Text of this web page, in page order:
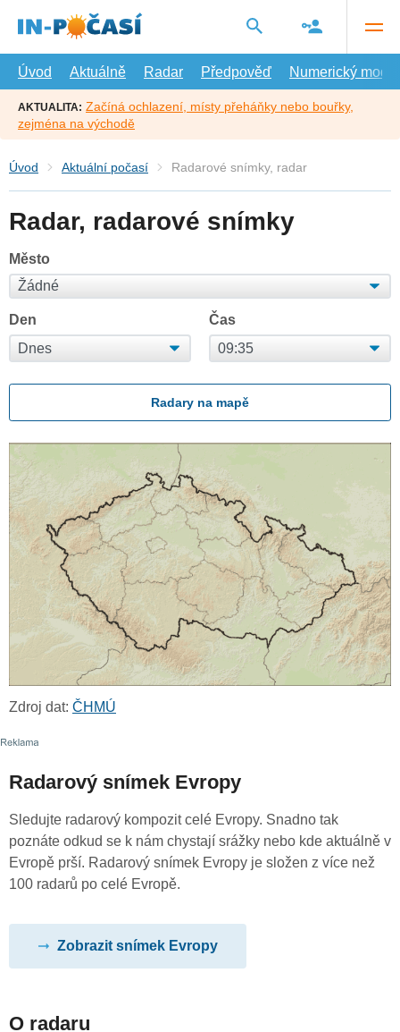
hlavní
Úvod
Aktuálně Radar Předpověď Numerický model
AKTUALITA: Začíná ochlazení, místy přeháňky nebo bouřky,
zejména na východě
Úvod Aktuální počasí Radarové snímky, radar
Radar, radarové snímky
Město
Den Čas
Radary na mapě
Zdroj dat: ČHMÚ
Radarový snímek Evropy
Sledujte radarový kompozit celé Evropy. Snadno tak
poznáte odkud se k nám chystají srážky nebo kde aktuálně v
Evropě prší. Radarový snímek Evropy je složen z více než
100 radarů po celé Evropě.
Zobrazit snímek Evropy
O radaru